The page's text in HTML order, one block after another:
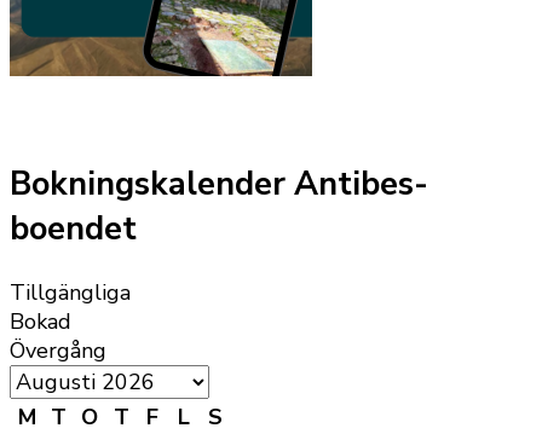
Bokningskalender Antibes-
boendet
Tillgängliga
Bokad
Övergång
M T O T F L
S